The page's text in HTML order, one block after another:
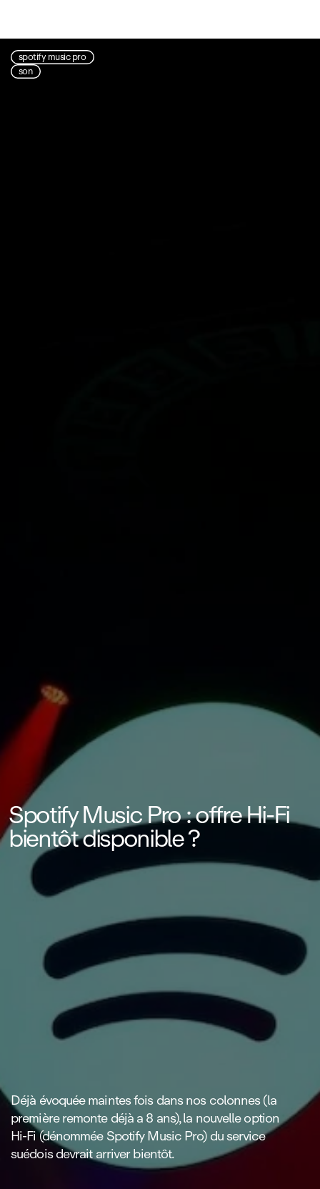
spotify music pro
son
Spotify Music Pro : offre Hi‑Fi
bientôt disponible ?
Déjà évoquée maintes fois dans nos colonnes (la
première remonte déjà a 8 ans), la nouvelle option
Hi‑Fi (dénommée Spotify Music Pro) du service
suédois devrait arriver bientôt.